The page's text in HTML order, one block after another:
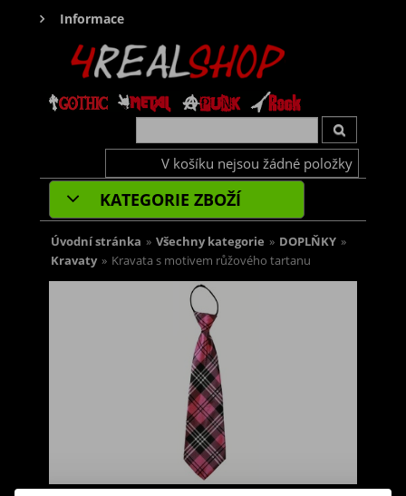
Informace
V košíku nejsou žádné položky
KATEGORIE ZBOŽÍ
Úvodní stránka » Všechny kategorie » DOPLŇKY »
Kravaty » Kravata s motivem růžového tartanu